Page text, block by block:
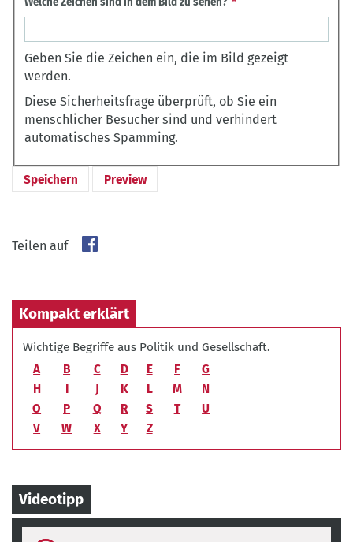
Geben Sie die Zeichen ein, die im Bild gezeigt
werden.
Diese Sicherheitsfrage überprüft, ob Sie ein
menschlicher Besucher sind und verhindert
automatisches Spamming.
Teilen auf
Kompakt erklärt
Wichtige Begriffe aus Politik und Gesellschaft.
A
B C D E F
G
H
J K L M
N
O
P Q R S T
U
V
W X Y Z
Videotipp